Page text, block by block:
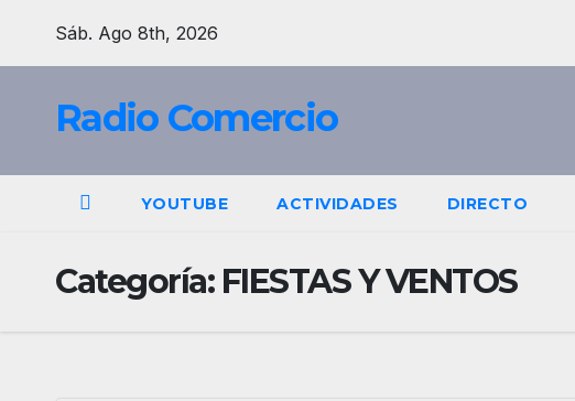
Sáb. Ago 8th, 2026
Radio Comercio
YOUTUBE ACTIVIDADES DIRECTO
Categoría: FIESTAS Y VENTOS